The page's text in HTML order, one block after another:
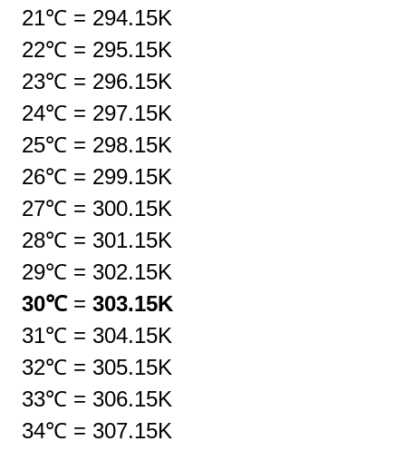
21℃ = 294.15K
22℃ = 295.15K
23℃ = 296.15K
24℃ = 297.15K
25℃ = 298.15K
26℃ = 299.15K
27℃ = 300.15K
28℃ = 301.15K
29℃ = 302.15K
30℃ = 303.15K
31℃ = 304.15K
32℃ = 305.15K
33℃ = 306.15K
34℃ = 307.15K